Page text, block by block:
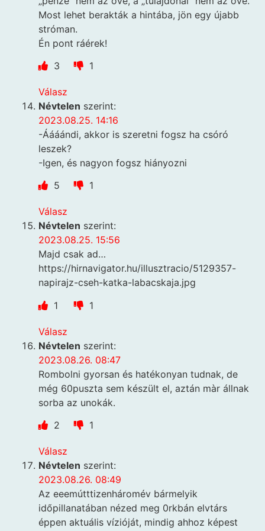
Most lehet berakták a hintába, jön egy újabb
stróman.
Én pont ráérek!
3
1
Válasz
Névtelen szerint:
2023.08.25. 14:16
-Áááándi, akkor is szeretni fogsz ha csóró
leszek?
-Igen, és nagyon fogsz hiányozni
5
1
Válasz
Névtelen szerint:
2023.08.25. 15:56
Majd csak ad…
https://hirnavigator.hu/illusztracio/5129357-
napirajz-cseh-katka-labacskaja.jpg
1
1
Válasz
Névtelen szerint:
2023.08.26. 08:47
Rombolni gyorsan és hatékonyan tudnak, de
még 60puszta sem készült el, aztán màr állnak
sorba az unokák.
2
1
Válasz
Névtelen szerint:
2023.08.26. 08:49
Az eeemútttizenháromév bármelyik
időpillanatában nézed meg 0rkbán elvtárs
éppen aktuális vízióját, mindig ahhoz képest